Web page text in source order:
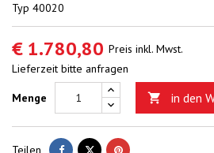
Typ 40020
€ 1.780,80 Preis inkl. Mwst.
Lieferzeit bitte anfragen
Menge  in den
Teilen Teilen TweetPinterest